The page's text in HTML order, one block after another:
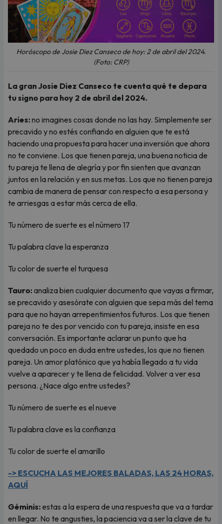
Horóscopo de Josie Diez Canseco de hoy: 2 de abril del 2024.
(Foto: CRP)
La gran Josie Diez Canseco te cuenta qué te depara
tu signo para hoy 2 de abril del 2024.
Aries:no imagines cosas donde no las hay. Simplemente ser
precavido y no estés confiando en alguien que te está
haciendo una propuesta para hacer una inversión que ahora
no te conviene. Los que tienen pareja, una buena noticia de
tu pareja te llena de alegría y por fin sienten que avanzan
juntos en la relación y en sus metas. Los que no tienen pareja
cambia de manera de pensar con respecto a esa persona y
te arriesgas a estar más cerca de ella.
Tu número de suerte es el número 17
Tu palabra clave la esperanza
Tu color de suerte el turquesa
Tauro:analiza bien cualquier documento que vayas a firmar,
se precavido y asesórate con alguien que sepa más del tema
para que no hayan arrepentimientos futuros. Los que tienen
pareja no te des por vencido con tu pareja, insiste en esa
conversación. Es importante aclarar un punto que ha
quedado un poco en duda entre ustedes, los que no tienen
pareja. Un amor platónico que ya había llegado a tu vida
vuelve a aparecer y te llena de felicidad. Volver a ver esa
persona. ¿Nace algo entre ustedes?
Tu número de suerte es el nueve
Tu palabra clave es la confianza
Tu color de suerte el amarillo
-> ESCUCHA LAS MEJORES BALADAS, LAS 24 HORAS,
AQUÍ
Géminis:estas a la espera de una respuesta que va a tardar
en llegar. No te angusties, la paciencia va a ser la clave de tu